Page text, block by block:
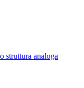
struttura analoga